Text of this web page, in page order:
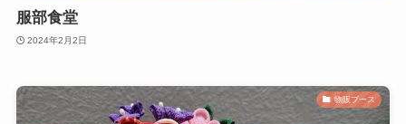
服部食堂
2024年2月2日
物販ブース